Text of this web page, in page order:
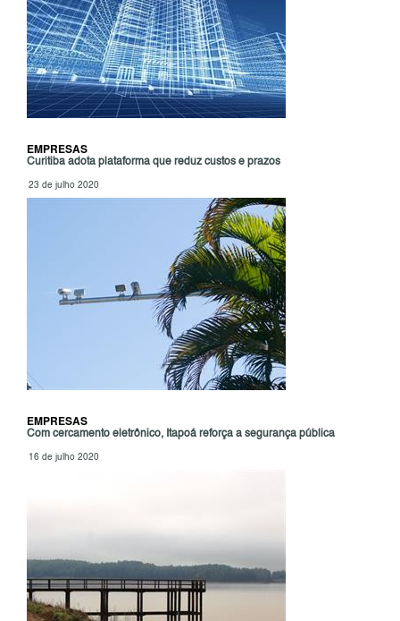
EMPRESAS
Curitiba adota plataforma que reduz custos e prazos
23 de julho 2020
EMPRESAS
Com cercamento eletrônico, Itapoá reforça a segurança pública
16 de julho 2020